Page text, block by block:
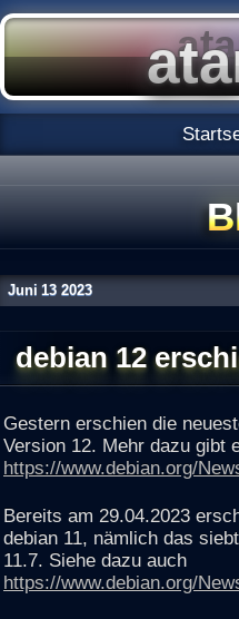
Juni 13 2023
debian 12
Gestern erschien die
Version 12. Mehr dazu gibt
https://www.debian.org/
Bereits am 29.04.2023
debian 11, nämlich das
11.7. Siehe dazu auch
https://www.debian.org/